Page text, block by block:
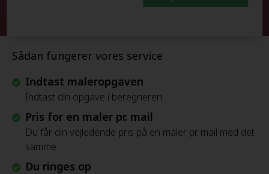
Sådan fungerer vores service
Indtast maleropgaven
Indtast din opgave i beregneren
Pris for en maler pr. mail
Du får din vejledende pris på en maler pr. mail med det
samme
Du ringes op